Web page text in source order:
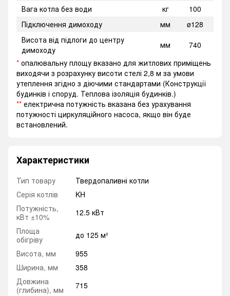
Вага котла без води кг
100
Підключення димоходу
мм
ø128
Висота від підлоги до центру
димоходу
мм
740
* опалювальну площу вказано для житлових приміщень
виходячи з розрахунку висоти стелі 2,8 м за умови
утеплення згідно з діючими стандартами (Конструкції
будинків і споруд. Теплова ізоляція будинків.)
** електрична потужність вказана без урахування
потужності циркуляційного насоса, якщо він буде
встановлений.
Характеристики
Тип товару
Твердопаливні котли
Серія котлів
KH
Потужність,
кВт ±10%
12.5 кВт
Площа
обігріву
до 125 м²
Висота, мм
955
Ширина, мм
358
Довжина
(глибина), мм
715